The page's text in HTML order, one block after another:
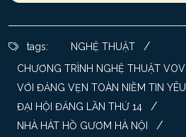
tags: NGHỆ THUẬT /
CHƯƠNG TRÌNH NGHỆ THUẬT VOV
VỚI ĐẢNG VẸN TOÀN NIỀM TIN YÊU
ĐẠI HỘI ĐẢNG LẦN THỨ 14 /
NHÀ HÁT HỒ GƯƠM HÀ NỘI /